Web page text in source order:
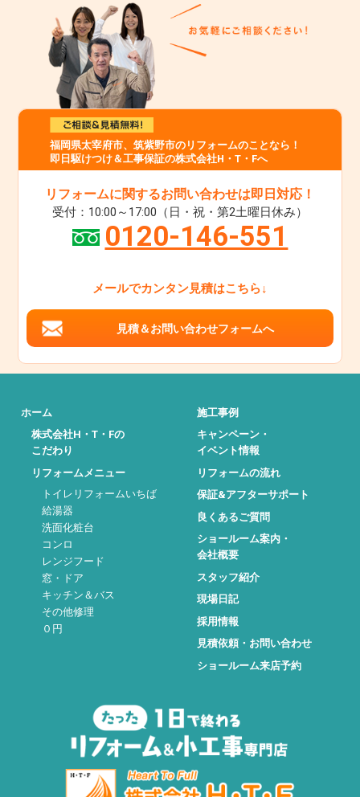
福岡県太宰府市、筑紫野市のリフォームのことなら！
即日駆けつけ＆工事保証の株式会社H・T・Fへ
リフォームに関するお問い合わせは即日対応！
受付：10:00～17:00（日・祝・第2土曜日休み）
0120-146-551
メールでカンタン見積はこちら↓
見積＆お問い合わせフォームへ
ホーム
株式会社H・T・Fの
こだわり
リフォームメニュー
トイレリフォームいちば
給湯器
洗面化粧台
コンロ
レンジフード
窓・ドア
キッチン＆バス
その他修理
０円
施工事例
キャンペーン・
イベント情報
リフォームの流れ
保証&アフターサポート
良くあるご質問
ショールーム案内・
会社概要
スタッフ紹介
現場日記
採用情報
見積依頼・お問い合わせ
ショールーム来店予約